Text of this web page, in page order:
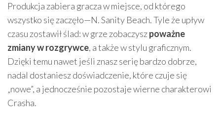
Produkcja zabiera gracza w miejsce, od którego
wszystko się zaczęło—N. Sanity Beach. Tyle że upływ
czasu zostawił ślad: w grze zobaczyszpoważne
zmiany w rozgrywce, a także w stylu graficznym.
Dzięki temu nawet jeśli znasz serię bardzo dobrze,
nadal dostaniesz doświadczenie, które czuje się
„nowe”, a jednocześnie pozostaje wierne charakterowi
Crasha.